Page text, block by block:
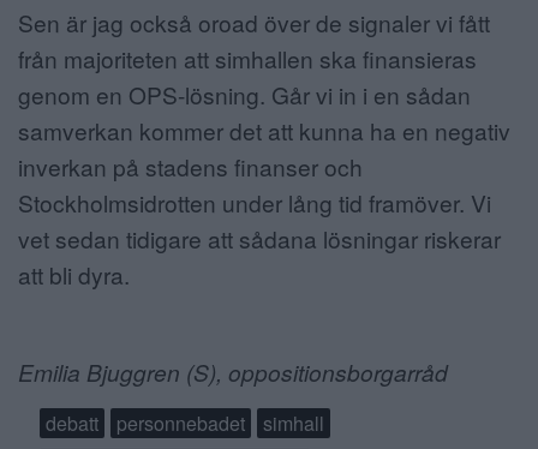
Sen är jag också oroad över de signaler vi fått
från majoriteten att simhallen ska finansieras
genom en OPS-lösning. Går vi in i en sådan
samverkan kommer det att kunna ha en negativ
inverkan på stadens finanser och
Stockholmsidrotten under lång tid framöver. Vi
vet sedan tidigare att sådana lösningar riskerar
att bli dyra.
Emilia Bjuggren (S), oppositionsborgarråd
debatt personnebadet
simhall